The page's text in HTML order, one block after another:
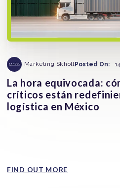
Marketing SkhollPosted On:
La hora equivocada:
críticos están
logística en México
FIND OUT MORE